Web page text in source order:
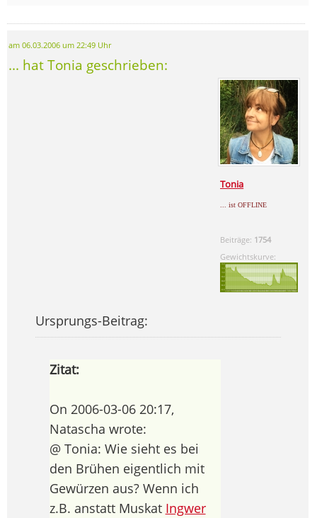
am 06.03.2006 um 22:49 Uhr
... hat Tonia geschrieben:
Tonia
... ist OFFLINE
Beiträge: 1754
Gewichtskurve:
Ursprungs-Beitrag:
Zitat:
On 2006-03-06 20:17,
Natascha wrote:
@ Tonia: Wie sieht es bei
den Brühen eigentlich mit
Gewürzen aus? Wenn ich
z.B. anstatt Muskat Ingwer